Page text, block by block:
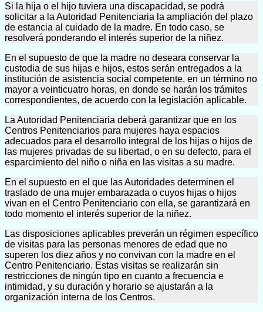
Si la hija o el hijo tuviera una discapacidad, se podrá
solicitar a la Autoridad Penitenciaria la ampliación del plazo
de estancia al cuidado de la madre. En todo caso, se
resolverá ponderando el interés superior de la niñez.
En el supuesto de que la madre no deseara conservar la
custodia de sus hijas e hijos, estos serán entregados a la
institución de asistencia social competente, en un término no
mayor a veinticuatro horas, en donde se harán los trámites
correspondientes, de acuerdo con la legislación aplicable.
La Autoridad Penitenciaria deberá garantizar que en los
Centros Penitenciarios para mujeres haya espacios
adecuados para el desarrollo integral de los hijas o hijos de
las mujeres privadas de su libertad, o en su defecto, para el
esparcimiento del niño o niña en las visitas a su madre.
En el supuesto en el que las Autoridades determinen el
traslado de una mujer embarazada o cuyos hijas o hijos
vivan en el Centro Penitenciario con ella, se garantizará en
todo momento el interés superior de la niñez.
Las disposiciones aplicables preverán un régimen específico
de visitas para las personas menores de edad que no
superen los diez años y no convivan con la madre en el
Centro Penitenciario. Estas visitas se realizarán sin
restricciones de ningún tipo en cuanto a frecuencia e
intimidad, y su duración y horario se ajustarán a la
organización interna de los Centros.